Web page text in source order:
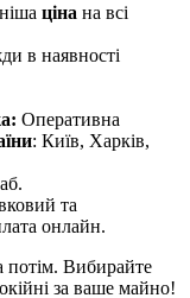
ціна на всі
в наявності
: Оперативна
: Київ, Харків,
та
онлайн.
потім. Вибирайте
за ваше майно!